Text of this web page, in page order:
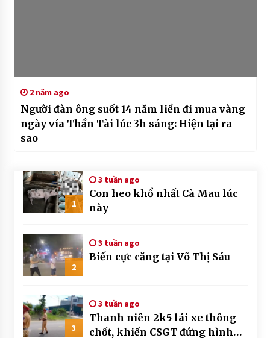
2 năm ago
Người đàn ông suốt 14 năm liền đi mua vàng
ngày vía Thần Tài lúc 3h sáng: Hiện tại ra
sao
1
3 tuần ago
Con heo khổ nhất Cà Mau lúc
này
2
3 tuần ago
Biến cực căng tại Võ Thị Sáu
3
3 tuần ago
Thanh niên 2k5 lái xe thông
chốt, khiến CSGT đứng hình